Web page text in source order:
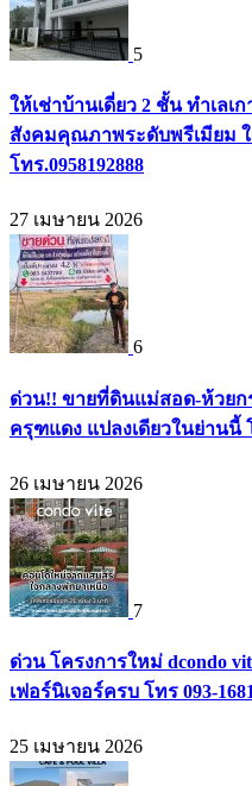
5
ให้เช่าบ้านเดี่ยว 2 ชั้น ทำเลเ
สังคมคุณภาพระดับพรีเมียม
โทร.0958192888
27 เมษายน 2026
6
ด่วน!! ขายที่ดินแม่สอด-ห้วยก
ครุฑแดง แปลงเดียวในย่านนี้
26 เมษายน 2026
7
ด่วน โครงการใหม่ dcondo
เฟอร์นิเจอร์ครบ โทร 093-
25 เมษายน 2026